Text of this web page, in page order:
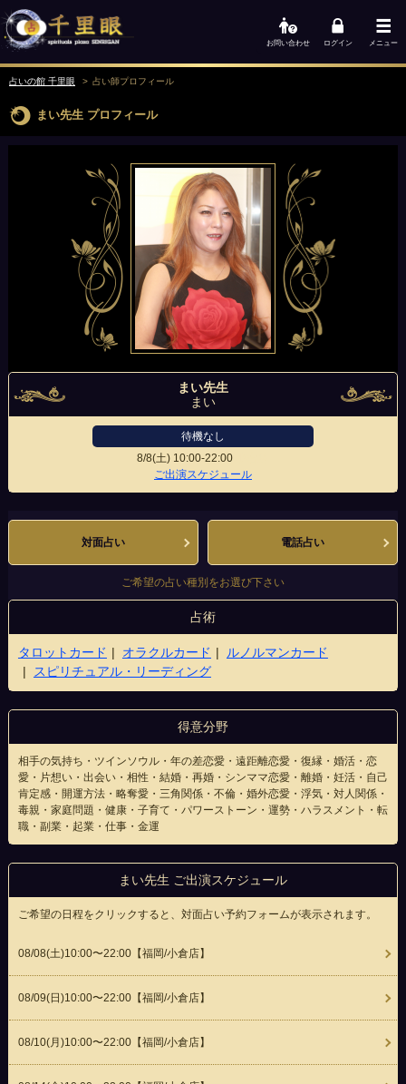
お問い合わせ ログイン メニュー
占いの館 千里眼 占い師プロフィール
まい先生 プロフィール
まい先生
まい
待機なし
8/8(土) 10:00-22:00
ご出演スケジュール
対面占い 電話占い
ご希望の占い種別をお選び下さい
占術
タロットカード オラクルカード
ルノルマンカード
スピリチュアル・リーディング
得意分野
相手の気持ち・ツインソウル・年の差恋愛・遠距離恋愛・復縁・婚活・恋
愛・片想い・出会い・相性・結婚・再婚・シンママ恋愛・離婚・妊活・自己
肯定感・開運方法・略奪愛・三角関係・不倫・婚外恋愛・浮気・対人関係・
毒親・家庭問題・健康・子育て・パワーストーン・運勢・ハラスメント・転
職・副業・起業・仕事・金運
まい先生 ご出演スケジュール
ご希望の日程をクリックすると、対面占い予約フォームが表示されます。
08/08(土)10:00〜22:00【福岡/小倉店】
08/09(日 )10:00〜22:00【福岡/小倉店】
08/10(月 )10:00〜22:00【福岡/小倉店】